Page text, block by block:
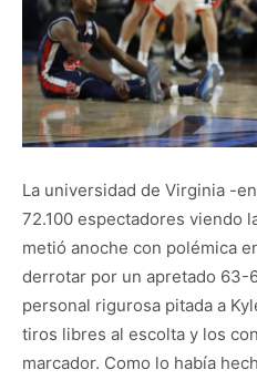
La universidad de Virginia -
72.100 espectadores viendo
metió anoche con polémica
derrotar por un apretado 63-
personal rigurosa pitada a
tiros libres al escolta y los
marcador. Como lo había